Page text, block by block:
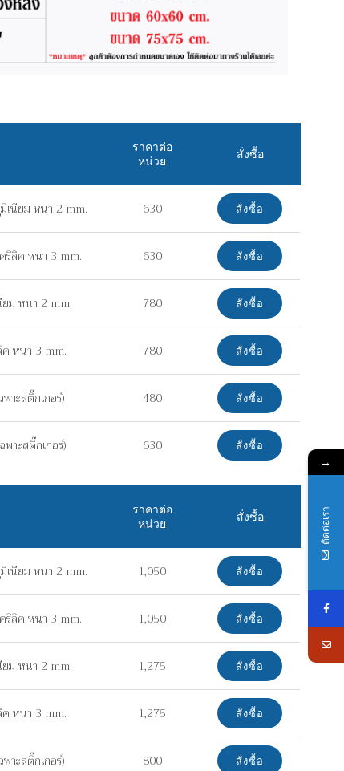
ราคาต่อ
หน่วย
สั่งซื้อ
เนียม หนา 2 mm. 630 สั่งซื้อ
ริลิค หนา 3 mm. 630 สั่งซื้อ
ม หนา 2 mm. 780 สั่งซื้อ
ค หนา 3 mm. 780 สั่งซื้อ
าะสติ๊กเกอร์) 480 สั่งซื้อ
าะสติ๊กเกอร์) 630 สั่งซื้อ
ราคาต่อ
หน่วย
สั่งซื้อ
เนียม หนา 2 mm. 1,050 สั่งซื้อ
ริลิค หนา 3 mm. 1,050 สั่งซื้อ
ม หนา 2 mm. 1,275 สั่งซื้อ
ค หนา 3 mm. 1,275 สั่งซื้อ
าะสติ๊กเกอร์) 800 สั่งซื้อ
→
ติดต่อเรา